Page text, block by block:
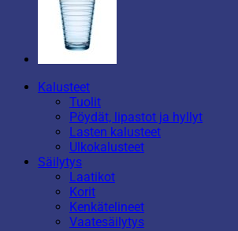
Kalusteet
Tuolit
Pöydät, lipastot ja hyllyt
Lasten kalusteet
Ulkokalusteet
Säilytys
Laatikot
Korit
Kenkätelineet
Vaatesäilytys